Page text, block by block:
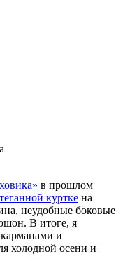
в прошлом
куртке на
неудобные боковые
В итоге, я
и
холодной осени и